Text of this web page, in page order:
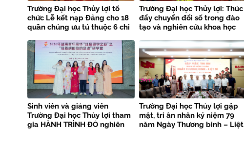
Trường Đại học Thủy lợi tổ
chức Lễ kết nạp Đảng cho 18
quần chúng ưu tú thuộc 6 chi
Trường Đại học Thủy lợi: Thúc
đẩy chuyển đổi số trong đào
tạo và nghiên cứu khoa học
Sinh viên và giảng viên
Trường Đại học Thủy lợi tham
gia HÀNH TRÌNH ĐỎ nghiên
Trường Đại học Thủy lợi gặp
mặt, tri ân nhân kỷ niệm 79
năm Ngày Thương binh – Liệt